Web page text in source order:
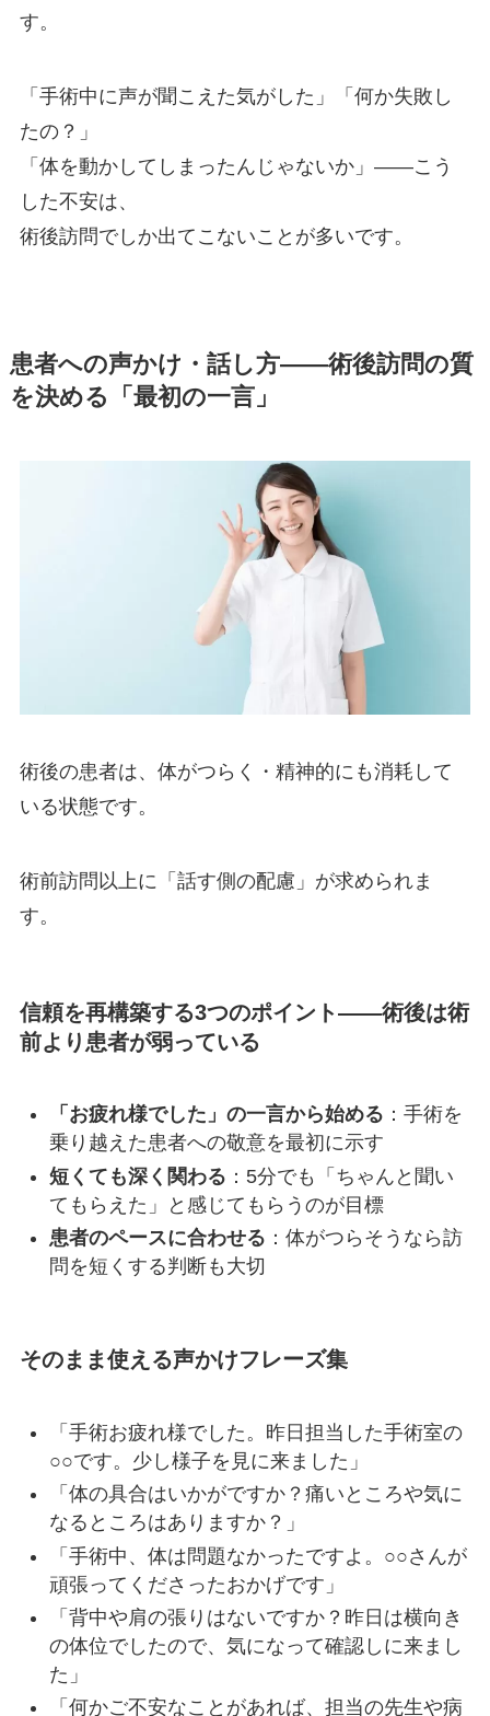
す。
「手術中に声が聞こえた気がした」「何か失敗し
たの？」
「体を動かしてしまったんじゃないか」——こう
した不安は、
術後訪問でしか出てこないことが多いです。
患者への声かけ・話し方——術後訪問の質
を決める「最初の一言」
術後の患者は、体がつらく・精神的にも消耗して
いる状態です。
術前訪問以上に「話す側の配慮」が求められま
す。
信頼を再構築する3つのポイント——術後は術
前より患者が弱っている
「お疲れ様でした」の一言から始める ：手術を
乗り越えた患者への敬意を最初に示す
短くても深く関わる ：5分でも「ちゃんと聞い
てもらえた」と感じてもらうのが目標
患者のペースに合わせる ：体がつらそうなら訪
問を短くする判断も大切
そのまま使える声かけフレーズ集
「手術お疲れ様でした。昨日担当した手術室の
○○です。少し様子を見に来ました」
「体の具合はいかがですか？痛いところや気に
なるところはありますか？」
「手術中、体は問題なかったですよ。○○さんが
頑張ってくださったおかげです」
「背中や肩の張りはないですか？昨日は横向き
の体位でしたので、気になって確認しに来まし
た」
「何かご不安なことがあれば、担当の先生や病